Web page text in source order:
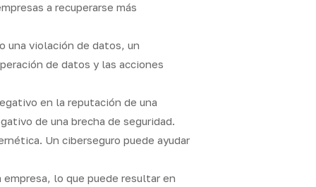
a recuperarse más
una violación de datos, un
de datos y las acciones
en la reputación de una
de una brecha de seguridad.
Un ciberseguro puede ayudar
lo que puede resultar en